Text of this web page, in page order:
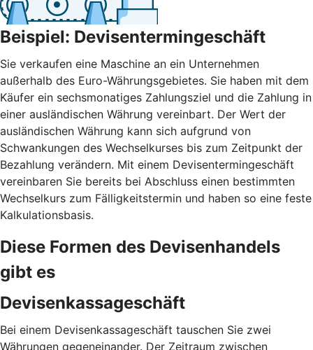
Beispiel: Devisentermingeschäft
Sie verkaufen eine Maschine an ein Unternehmen
außerhalb des Euro-Währungsgebietes. Sie haben mit dem
Käufer ein sechsmonatiges Zahlungsziel und die Zahlung in
einer ausländischen Währung vereinbart. Der Wert der
ausländischen Währung kann sich aufgrund von
Schwankungen des Wechselkurses bis zum Zeitpunkt der
Bezahlung verändern. Mit einem Devisentermingeschäft
vereinbaren Sie bereits bei Abschluss einen bestimmten
Wechselkurs zum Fälligkeitstermin und haben so eine feste
Kalkulationsbasis.
Diese Formen des Devisenhandels
gibt es
Devisenkassageschäft
Bei einem Devisenkassageschäft tauschen Sie zwei
Währungen gegeneinander. Der Zeitraum zwischen